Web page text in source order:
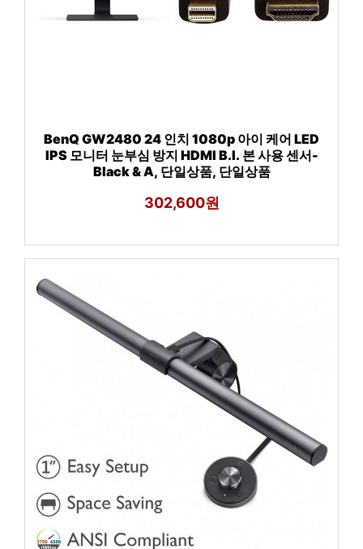
BenQ GW2480 24 인치 1080p 아이 케어 LED
IPS 모니터 눈부심 방지 HDMI B.I. 본 사용 센서-
Black & A, 단일상품, 단일상품
302,600원